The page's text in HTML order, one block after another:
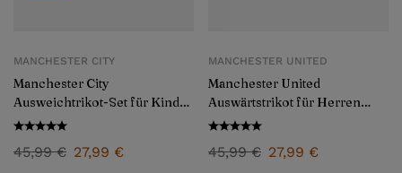
MANCHESTER CITY
Manchester City
Ausweichtrikot-Set für Kinder
2024/25
45,99€ 27,99 €
MANCHESTER UNITED
Manchester United
Auswärtstrikot für Herren
2024/25
45,99€ 27,99 €